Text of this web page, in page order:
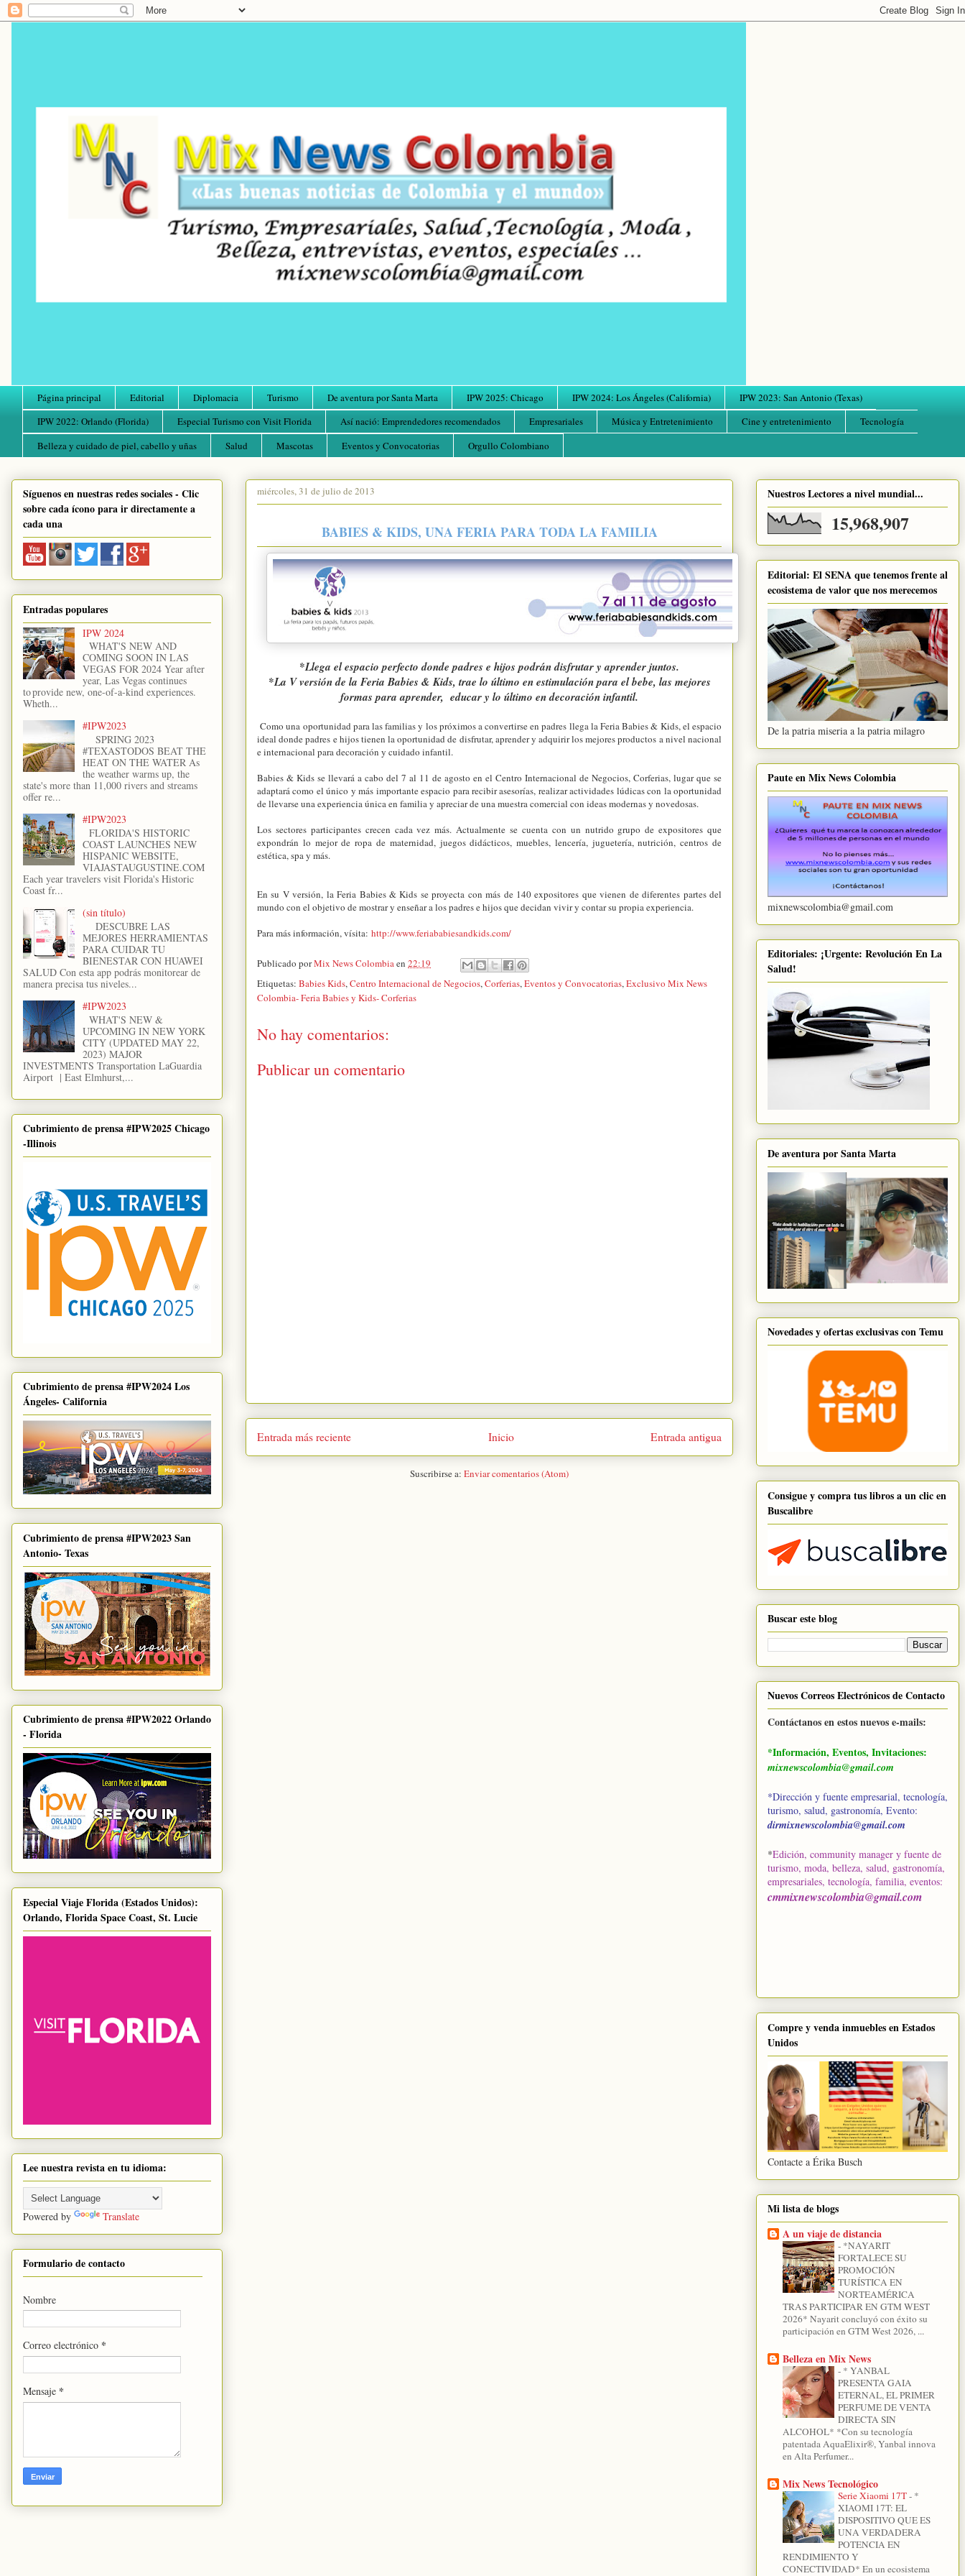
Página principal Editorial Diplomacia Turismo De aventura por Santa Marta IPW 2025: Chicago IPW 2024: Los Ángeles (California)
IPW 2023: San Antonio (Texas)
IPW 2022: Orlando (Florida)
Especial Turismo con Visit Florida Así nació: Emprendedores recomendados Empresariales Música y Entretenimiento Cine y entretenimiento
Tecnología
Belleza y cuidado de piel, cabello y uñas
Salud Mascotas Eventos y Convocatorias Orgullo Colombiano
miércoles, 31 de julio de 2013
BABIES & KIDS, UNA FERIA PARA TODA LA FAMILIA
*Llega el espacio perfecto donde padres e hijos podrán disfrutar y aprender juntos.
*La V versión de la Feria Babies & Kids, trae lo último en estimulación para el bebe, las mejores
formas para aprender, educar y lo último en decoración infantil.
Como una oportunidad para las familias y los próximos a convertirse en padres llega la Feria Babies & Kids, el espacio
ideal donde padres e hijos tienen la oportunidad de disfrutar, aprender y adquirir los mejores productos a nivel nacional
e internacional para decoración y cuidado infantil.
Babies & Kids se llevará a cabo del 7 al 11 de agosto en el Centro Internacional de Negocios, Corferias, lugar que se
adaptará como el único y más importante espacio para recibir asesorías, realizar actividades lúdicas con la oportunidad
de llevarse una experiencia única en familia y apreciar de una muestra comercial con ideas modernas y novedosas.
Los sectores participantes crecen cada vez más. Actualmente se cuenta con un nutrido grupo de expositores que
expondrán lo mejor de ropa de maternidad, juegos didácticos, muebles, lencería, juguetería, nutrición, centros de
estética, spa y más.
En su V versión, la Feria Babies & Kids se proyecta con más de 140 expositores que vienen de diferentes partes del
mundo con el objetivo de mostrar y enseñar a los padres e hijos que decidan vivir y contar su propia experiencia.
Para más información, vísita: http://www.feriababiesandkids.com/
Publicado porMix News Colombiaen 22:19
Etiquetas: Babies Kids,Centro Internacional de Negocios,Corferias,Eventos y Convocatorias,Exclusivo Mix News
Colombia- Feria Babies y Kids- Corferias
No hay comentarios:
Publicar un comentario
Entrada más reciente Entrada antigua
Inicio
Suscribirse a: Enviar comentarios (Atom)
Síguenos en nuestras redes sociales - Clic
sobre cada ícono para ir directamente a
cada una
Entradas populares
IPW 2024
WHAT'S NEW AND
COMING SOON IN LAS
VEGAS FOR 2024 Year after
year, Las Vegas continues
to provide new, one-of-a-kind experiences.
Wheth...
#IPW2023
SPRING 2023
#TEXASTODOS BEAT THE
HEAT ON THE WATER As
the weather warms up, the
state's more than 11,000 rivers and streams
offer re...
#IPW2023
FLORIDA'S HISTORIC
COAST LAUNCHES NEW
HISPANIC WEBSITE,
VIAJASTAUGUSTINE.COM
Each year travelers visit Florida's Historic
Coast fr...
(sin título)
DESCUBRE LAS
MEJORES HERRAMIENTAS
PARA CUIDAR TU
BIENESTAR CON HUAWEI
SALUD Con esta app podrás monitorear de
manera precisa tus niveles...
#IPW2023
WHAT'S NEW &
UPCOMING IN NEW YORK
CITY (UPDATED MAY 22,
2023) MAJOR
INVESTMENTS Transportation LaGuardia
Airport | East Elmhurst,...
Cubrimiento de prensa #IPW2025 Chicago
-Illinois
Cubrimiento de prensa #IPW2024 Los
Ángeles- California
Cubrimiento de prensa #IPW2023 San
Antonio- Texas
Cubrimiento de prensa #IPW2022 Orlando
- Florida
Especial Viaje Florida (Estados Unidos):
Orlando, Florida Space Coast, St. Lucie
Lee nuestra revista en tu idioma:
Powered by Translate
Formulario de contacto
Nombre
Correo electrónico *
Mensaje *
Nuestros Lectores a nivel mundial...
15,968,907
Editorial: El SENA que tenemos frente al
ecosistema de valor que nos merecemos
De la patria miseria a la patria milagro
Paute en Mix News Colombia
mixnewscolombia@gmail.com
Editoriales: ¡Urgente: Revolución En La
Salud!
De aventura por Santa Marta
Novedades y ofertas exclusivas con Temu
Consigue y compra tus libros a un clic en
Buscalibre
Buscar este blog
Nuevos Correos Electrónicos de Contacto
Contáctanos en estos nuevos e-mails:
*Información, Eventos, Invitaciones:
mixnewscolombia@gmail.com
*Dirección y fuente empresarial, tecnología,
turismo, salud, gastronomía, Evento:
dirmixnewscolombia@gmail.com
*Edición, community manager y fuente de
turismo, moda, belleza, salud, gastronomía,
empresariales, tecnología, familia, eventos:
cmmixnewscolombia@gmail.com
Compre y venda inmuebles en Estados
Unidos
Contacte a Érika Busch
Mi lista de blogs
A un viaje de distancia
- *NAYARIT
FORTALECE SU
PROMOCIÓN
TURÍSTICA EN
NORTEAMÉRICA
TRAS PARTICIPAR EN GTM WEST
2026* Nayarit concluyó con éxito su
participación en GTM West 2026, ...
Belleza en Mix News
- * YANBAL
PRESENTA GAIA
ETERNAL, EL PRIMER
PERFUME DE VENTA
DIRECTA SIN
ALCOHOL* *Con su tecnología
patentada AquaElixir®, Yanbal innova
en Alta Perfumer...
Mix News Tecnológico
Serie Xiaomi 17T- *
XIAOMI 17T: EL
DISPOSITIVO QUE ES
UNA VERDADERA
POTENCIA EN
RENDIMIENTO Y
CONECTIVIDAD* En un ecosistema